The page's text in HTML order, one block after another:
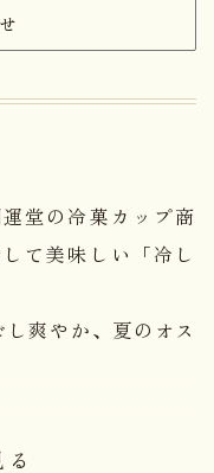
堂の冷菓カップ商
て美味しい「冷し
爽やか、夏のオス